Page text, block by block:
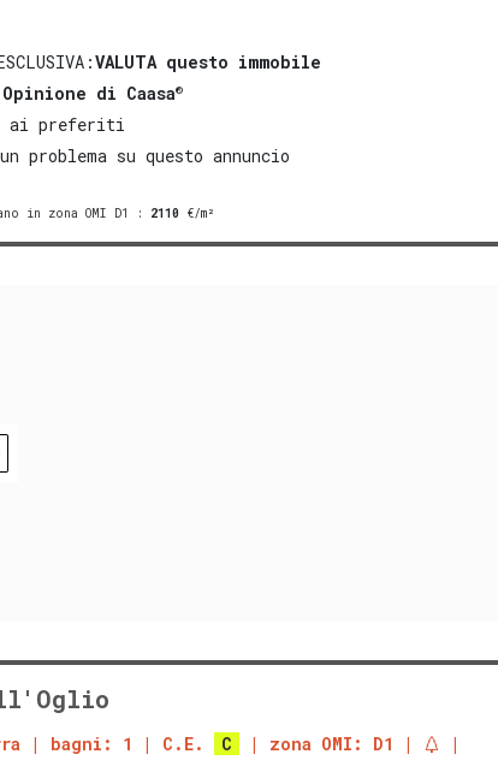
VALUTA questo immobile
Opinione di Caasa®
ai preferiti
problema su questo annuncio
in zona OMI D1 : 2110 €/m²
bagni: 1 C.E. C zona OMI: D1